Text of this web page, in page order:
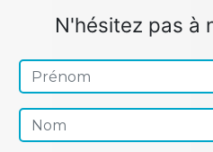
N'hésitez pas à